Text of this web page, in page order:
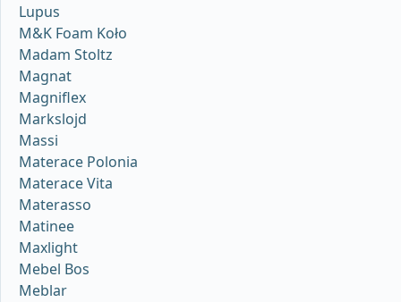
Lupus
M&K Foam Koło
Madam Stoltz
Magnat
Magniflex
Markslojd
Massi
Materace Polonia
Materace Vita
Materasso
Matinee
Maxlight
Mebel Bos
Meblar